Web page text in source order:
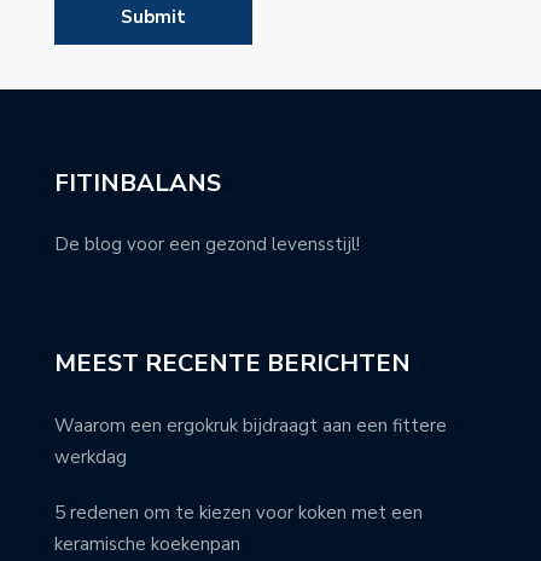
FITINBALANS
De blog voor een gezond levensstijl!
MEEST RECENTE BERICHTEN
Waarom een ergokruk bijdraagt aan een fittere
werkdag
5 redenen om te kiezen voor koken met een
keramische koekenpan